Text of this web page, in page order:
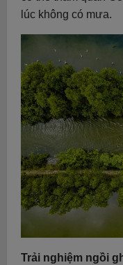
lúc không có mưa.
Trải nghiệm ngồi